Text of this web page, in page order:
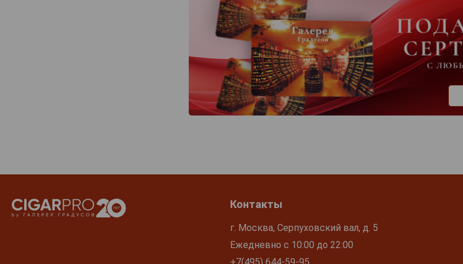
Контакты
г. Москва, Серпуховский вал, д. 5
Ежедневно с 10:00 до 22:00
+7(495) 644-59-95